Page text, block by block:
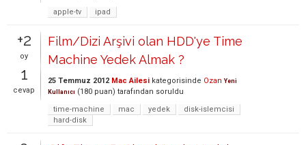
apple-tv
ipad
+2
oy
1
cevap
Film/Dizi Arşivi olan HDD'ye Time
Machine Yedek Almak ?
25 Temmuz 2012 Mac Ailesi kategorisinde Ozan Yeni
Kullanıcı (180 puan) tarafından soruldu
time-machine
mac yedek
disk-islemcisi
hard-disk